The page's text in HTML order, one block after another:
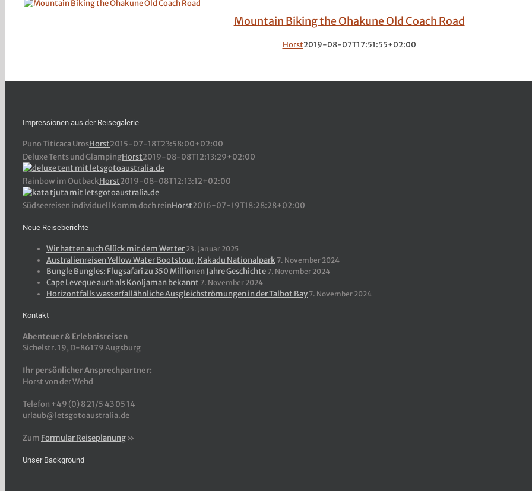
Mountain Biking the Ohakune Old Coach Road
Horst2019-08-07T17:51:55+02:00
Impressionen aus der Reisegalerie
Puno Titicaca UrosHorst2015-07-18T23:58:00+02:00
Deluxe Tents und GlampingHorst2019-08-08T12:13:29+02:00
Rainbow im OutbackHorst2019-08-08T12:13:12+02:00
Südseereisen individuell Komm doch reinHorst2016-07-19T18:28:28+02:00
Neue Reiseberichte
Wir hatten auch Glück mit dem Wetter 23. Januar 2025
Australienreisen Yellow Water Bootstour, Kakadu Nationalpark 7. November 2024
Bungle Bungles: Flugsafari zu 350 Millionen Jahre Geschichte 7. November 2024
Cape Leveque auch als Kooljaman bekannt 7. November 2024
Horizontfalls wasserfallähnliche Ausgleichströmungen in der Talbot Bay 7. November 2024
Kontakt
Abenteuer & Erlebnisreisen
Sichelstr. 19, D-86179 Augsburg
Ihr persönlicher Ansprechpartner:
Horst von der Wehd
Telefon +49 (0) 8 21/5 43 05 14
urlaub@letsgotoaustralia.de
Zum Formular Reiseplanung »
Unser Background